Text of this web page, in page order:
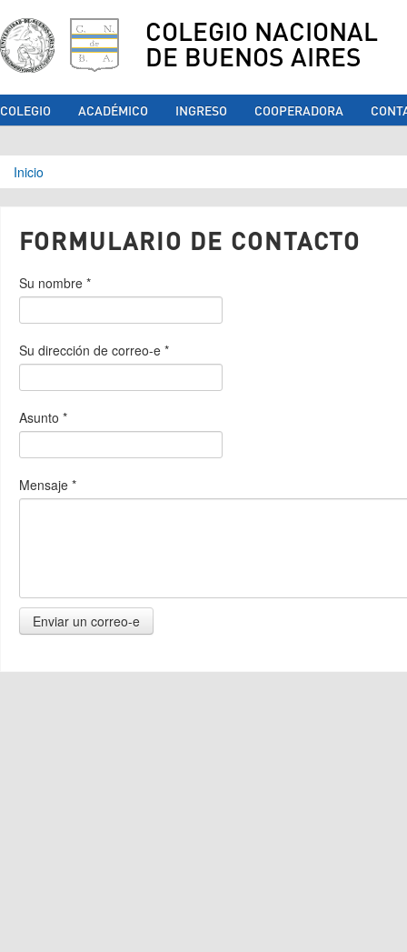
COLEGIO NACIONAL
DE BUENOS AIRES
COLEGIO ACADÉMICO INGRESO COOPERADORA
Se encuentra usted aquí
Inicio
FORMULARIO DE CONTACTO
Su nombre *
Su dirección de correo-e *
Asunto *
Mensaje *